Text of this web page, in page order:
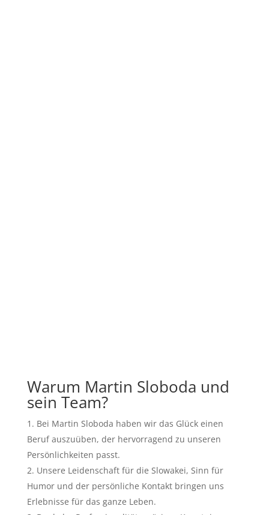
Warum Martin Sloboda und
sein Team?
Bei Martin Sloboda haben wir das Glück einen
Beruf auszuüben, der hervorragend zu unseren
Persönlichkeiten passt.
Unsere Leidenschaft für die Slowakei, Sinn für
Humor und der persönliche Kontakt bringen uns
Erlebnisse für das ganze Leben.